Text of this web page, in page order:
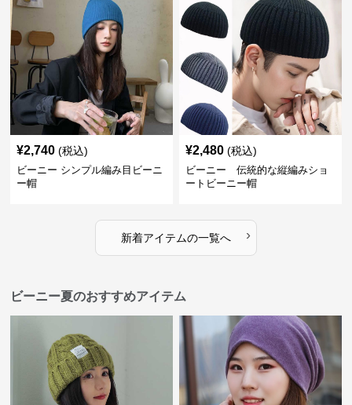
¥2,740 (税込)
ビーニー シンプル編み目ビーニ
ー帽
¥2,480 (税込)
ビーニー 伝統的な縦編みショ
ートビーニー帽
新着アイテムの一覧へ ›
ビーニー夏のおすすめアイテム